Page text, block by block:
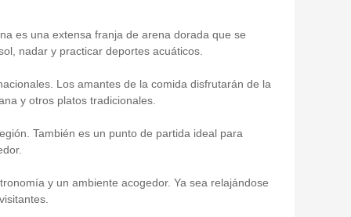
es una extensa franja de arena dorada que se
nadar y practicar deportes acuáticos.
Los amantes de la comida disfrutarán de la
y otros platos tradicionales.
También es un punto de partida ideal para
y un ambiente acogedor. Ya sea relajándose